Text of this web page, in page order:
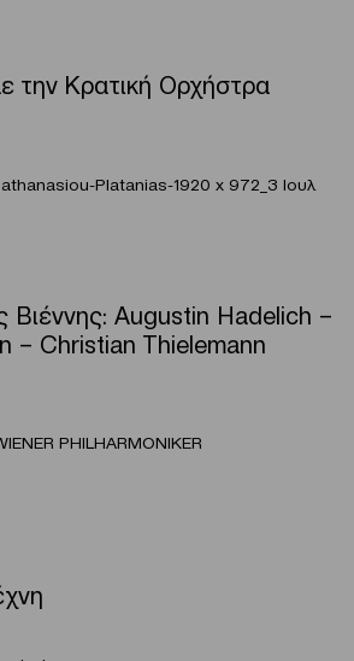
την Κρατική Ορχήστρα
Βιέννης: Augustin Hadelich –
– Christian Thielemann